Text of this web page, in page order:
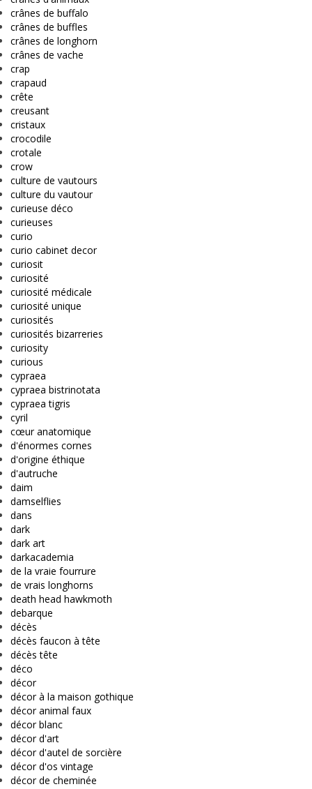
crânes de buffalo
crânes de buffles
crânes de longhorn
crânes de vache
crap
crapaud
crête
creusant
cristaux
crocodile
crotale
crow
culture de vautours
culture du vautour
curieuse déco
curieuses
curio
curio cabinet decor
curiosit
curiosité
curiosité médicale
curiosité unique
curiosités
curiosités bizarreries
curiosity
curious
cypraea
cypraea bistrinotata
cypraea tigris
cyril
cœur anatomique
d'énormes cornes
d'origine éthique
d'autruche
daim
damselflies
dans
dark
dark art
darkacademia
de la vraie fourrure
de vrais longhorns
death head hawkmoth
debarque
décès
décès faucon à tête
décès tête
déco
décor
décor à la maison gothique
décor animal faux
décor blanc
décor d'art
décor d'autel de sorcière
décor d'os vintage
décor de cheminée